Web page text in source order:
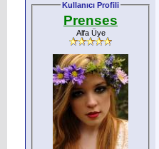
Kullanıcı Profili
Prenses
Alfa Üye